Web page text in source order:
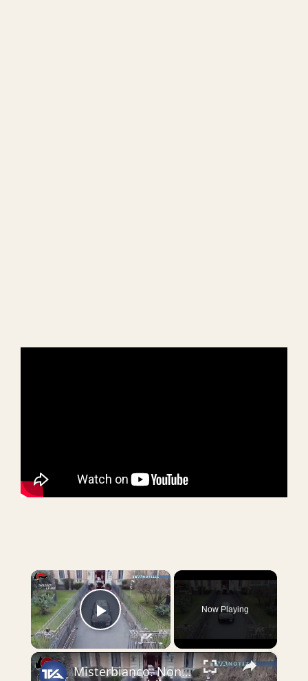
×
Play Video
Now Playing
×
Misterbianco. Non sopporta di vivere con la madre: preferisce evadere dagli arresti domiciliari e pr